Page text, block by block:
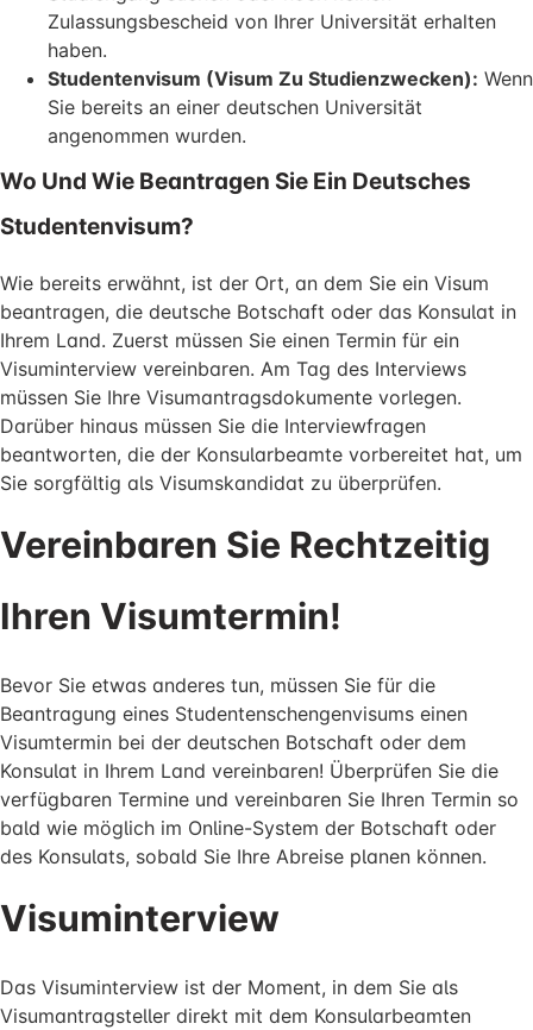
Zulassungsbescheid von Ihrer Universität erhalten
haben.
Studentenvisum (Visum Zu Studienzwecken): Wenn
Sie bereits an einer deutschen Universität
angenommen wurden.
Wo Und Wie Beantragen Sie Ein Deutsches
Studentenvisum?
Wie bereits erwähnt, ist der Ort, an dem Sie ein Visum
beantragen, die deutsche Botschaft oder das Konsulat in
Ihrem Land. Zuerst müssen Sie einen Termin für ein
Visuminterview vereinbaren. Am Tag des Interviews
müssen Sie Ihre Visumantragsdokumente vorlegen.
Darüber hinaus müssen Sie die Interviewfragen
beantworten, die der Konsularbeamte vorbereitet hat, um
Sie sorgfältig als Visumskandidat zu überprüfen.
Vereinbaren Sie Rechtzeitig
Ihren Visumtermin!
Bevor Sie etwas anderes tun, müssen Sie für die
Beantragung eines Studentenschengenvisums einen
Visumtermin bei der deutschen Botschaft oder dem
Konsulat in Ihrem Land vereinbaren! Überprüfen Sie die
verfügbaren Termine und vereinbaren Sie Ihren Termin so
bald wie möglich im Online-System der Botschaft oder
des Konsulats, sobald Sie Ihre Abreise planen können.
Visuminterview
Das Visuminterview ist der Moment, in dem Sie als
Visumantragsteller direkt mit dem Konsularbeamten